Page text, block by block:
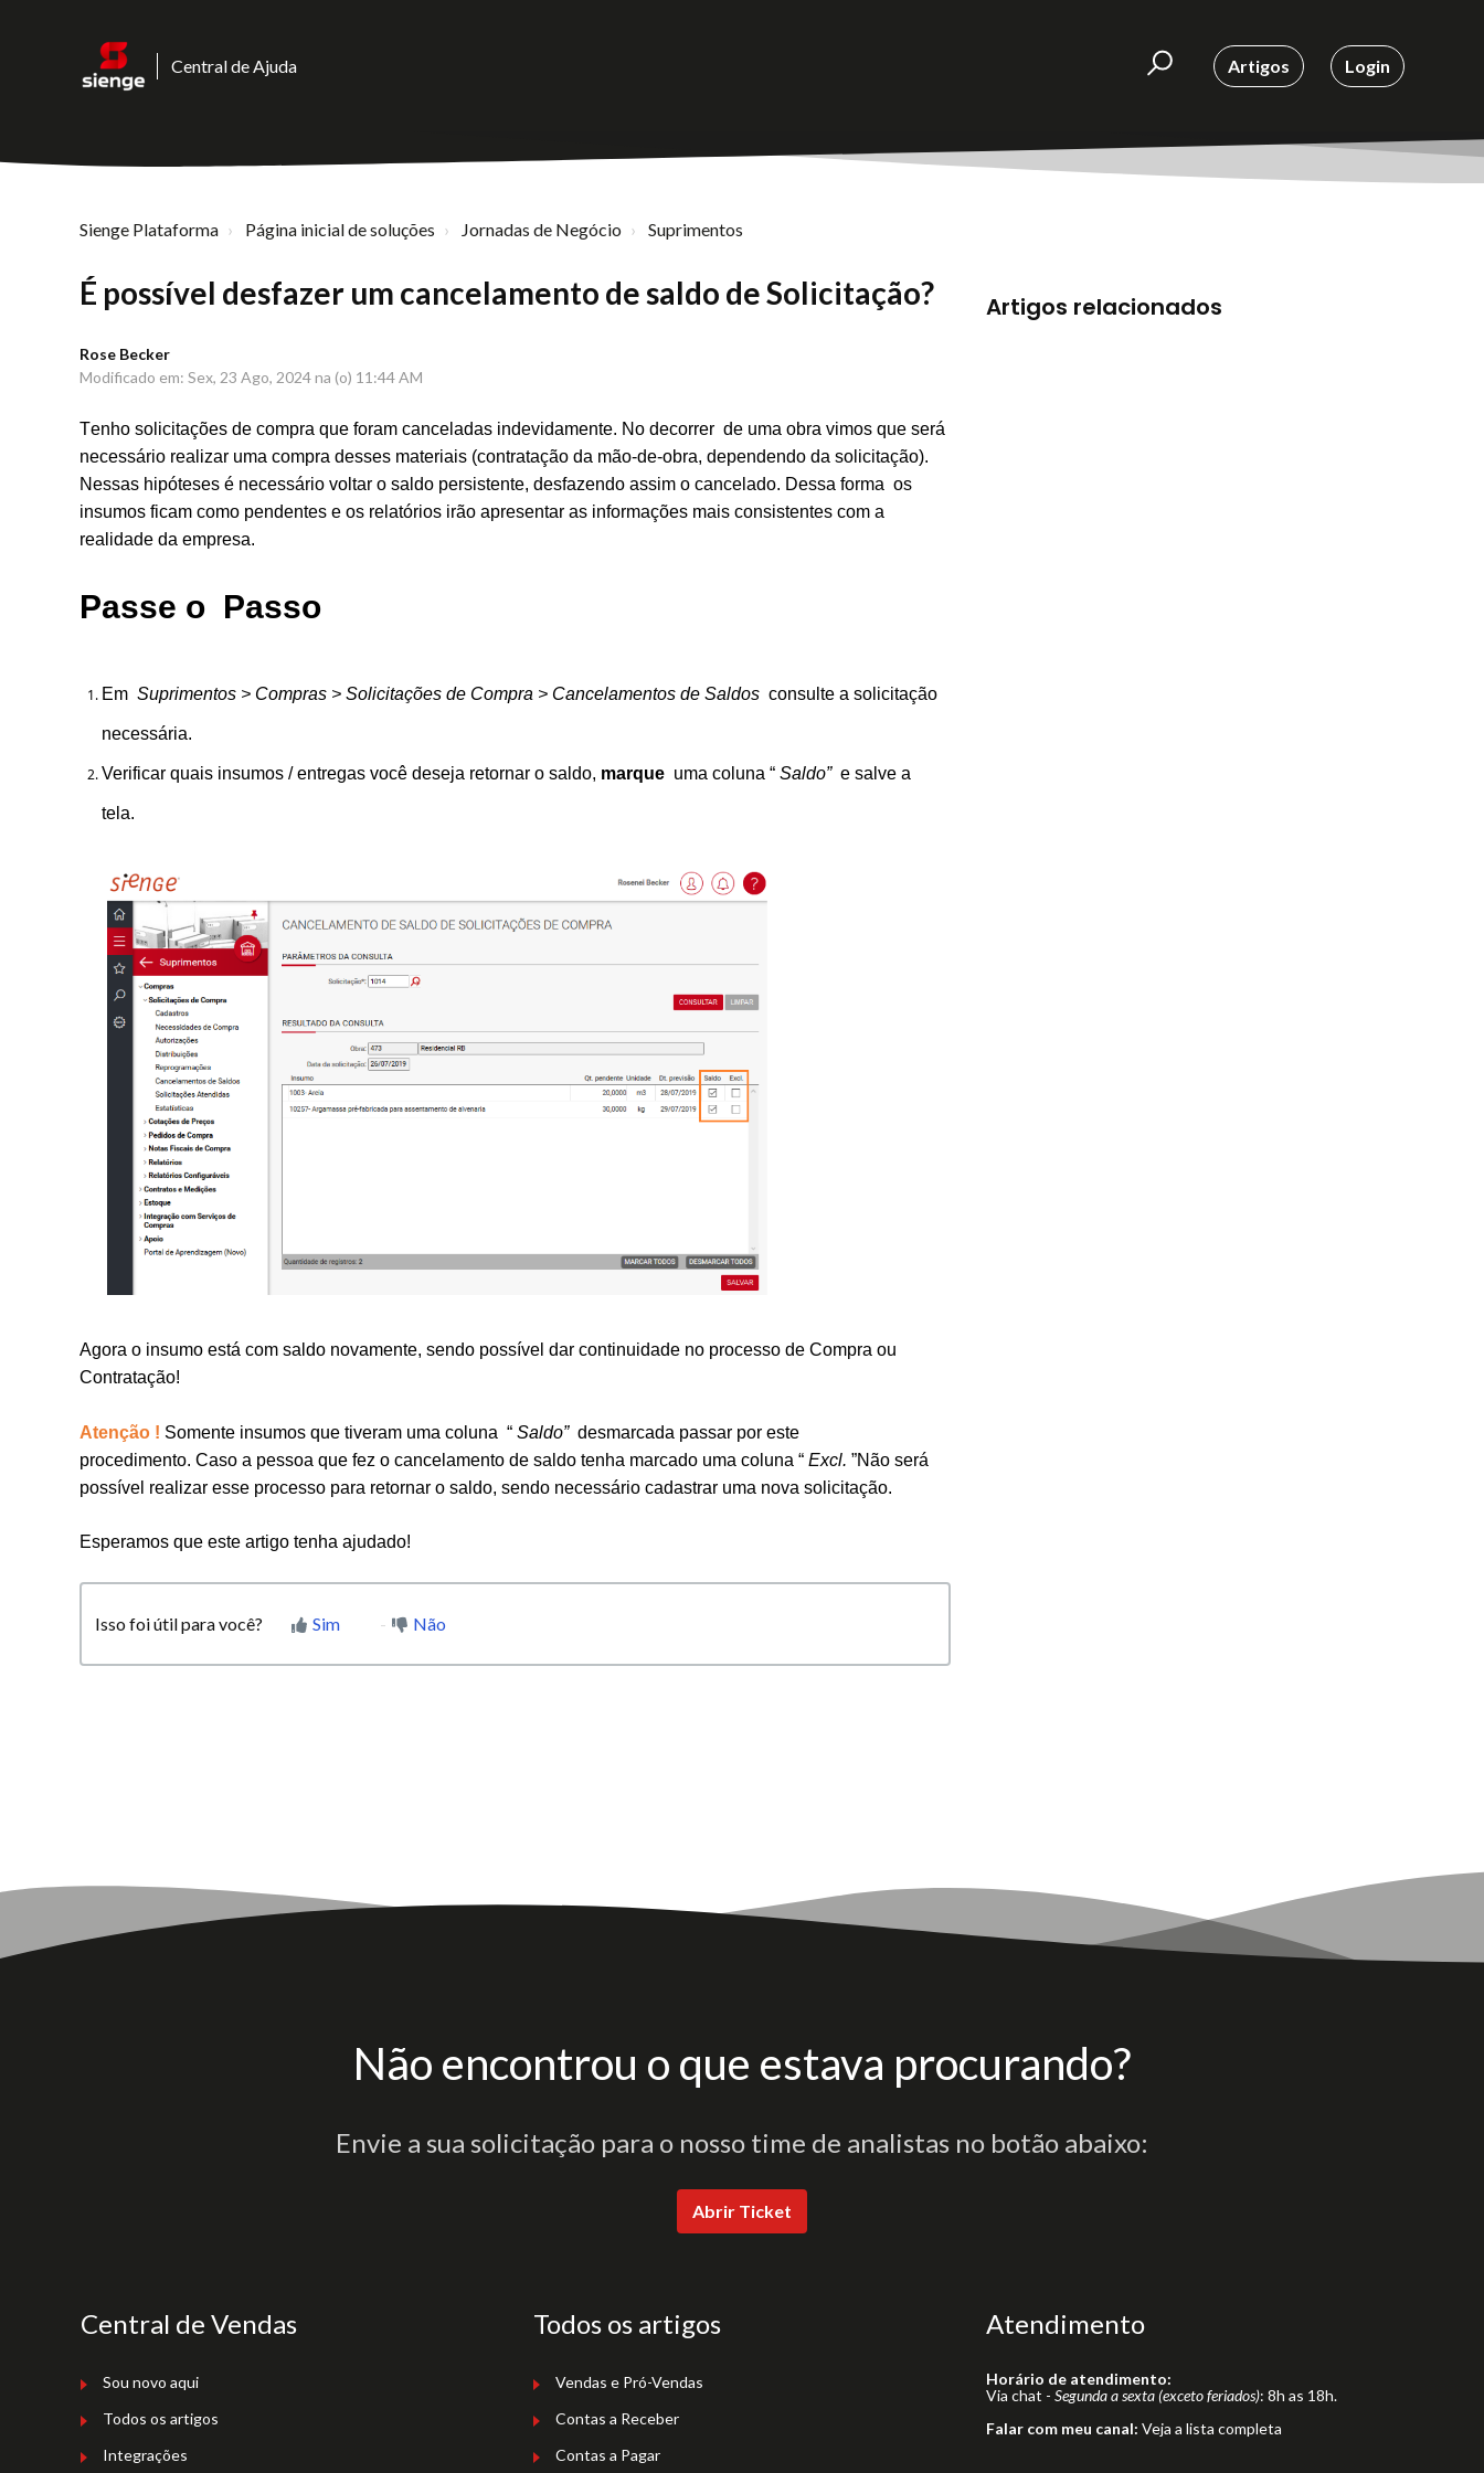
Central de Ajuda Artigos Login
Sienge Plataforma Página inicial de soluções Jornadas de Negócio Suprimentos
É possível desfazer um cancelamento de saldo de Solicitação?
Rose Becker
Modificado em: Sex, 23 Ago, 2024 na (o) 11:44 AM
Tenho solicitações de compra que foram canceladas indevidamente. No decorrer de uma obra vimos que será
necessário realizar uma compra desses materiais (contratação da mão-de-obra, dependendo da solicitação).
Nessas hipóteses é necessário voltar o saldo persistente, desfazendo assim o cancelado. Dessa forma os
insumos ficam como pendentes e os relatórios irão apresentar as informações mais consistentes com a
realidade da empresa.
Passe o Passo
Em Suprimentos > Compras > Solicitações de Compra > Cancelamentos de Saldos consulte a solicitação
necessária.
Verificar quais insumos / entregas você deseja retornar o saldo, marque uma coluna “ Saldo” e salve a
tela.
Agora o insumo está com saldo novamente, sendo possível dar continuidade no processo de Compra ou
Contratação!
Atenção ! Somente insumos que tiveram uma coluna “ Saldo” desmarcada passar por este
procedimento. Caso a pessoa que fez o cancelamento de saldo tenha marcado uma coluna “ Excl. ”Não será
possível realizar esse processo para retornar o saldo, sendo necessário cadastrar uma nova solicitação.
Esperamos que este artigo tenha ajudado!
Isso foi útil para você? Sim Não
Artigos relacionados
Não encontrou o que estava procurando?
Envie a sua solicitação para o nosso time de analistas no botão abaixo:
Abrir Ticket
Central de Vendas
Sou novo aqui
Todos os artigos
Integrações
Todos os artigos
Vendas e Pró-Vendas
Contas a Receber
Contas a Pagar
Atendimento
Horário de atendimento:
Via chat - Segunda a sexta (exceto feriados): 8h as 18h.
Falar com meu canal: Veja a lista completa